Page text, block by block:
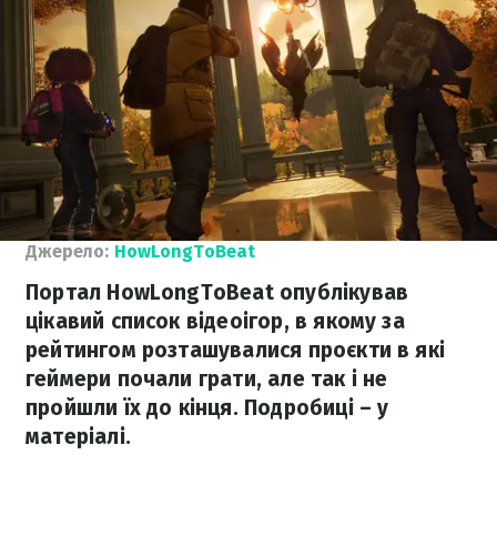
Джерело: HowLongToBeat
Портал HowLongToBeat опублікував
цікавий список відеоігор, в якому за
рейтингом розташувалися проєкти в які
геймери почали грати, але так і не
пройшли їх до кінця. Подробиці – у
матеріалі.